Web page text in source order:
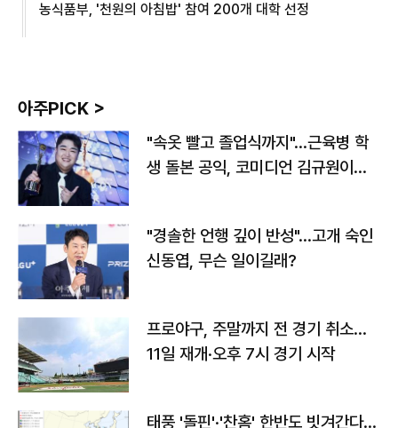
농식품부, '천원의 아침밥' 참여 200개 대학 선정
아주PICK >
"속옷 빨고 졸업식까지"…근육병 학
생 돌본 공익, 코미디언 김규원이었
"경솔한 언행 깊이 반성"…고개 숙인
신동엽, 무슨 일이길래?
프로야구, 주말까지 전 경기 취소…
11일 재개·오후 7시 경기 시작
태풍 '돌핀'·'찬홈' 한반도 빗겨간다…